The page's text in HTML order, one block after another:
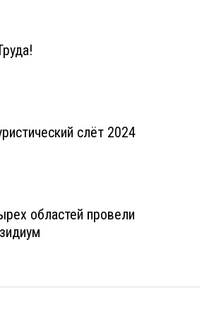
слёт 2024
областей провели